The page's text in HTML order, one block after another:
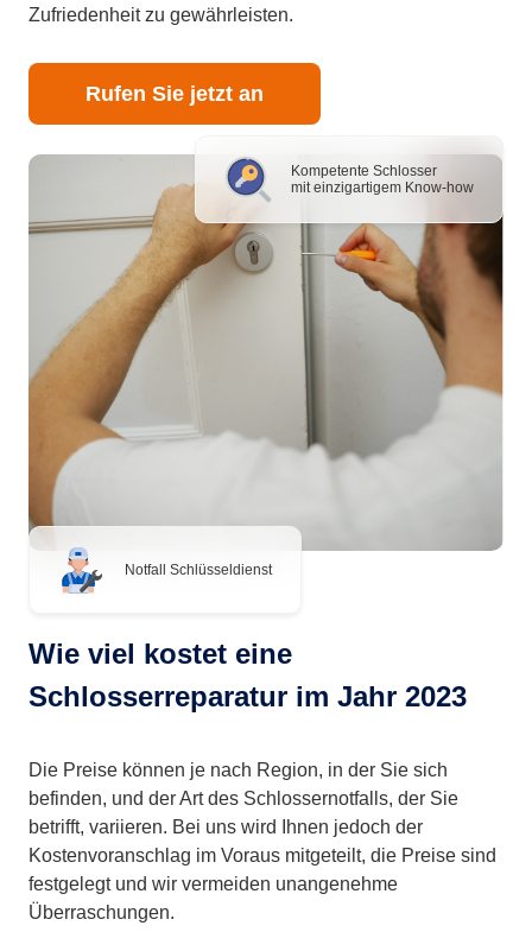
Kompetente Schlosser
mit einzigartigem Know-how
Notfall Schlüsseldienst
Zufriedenheit zu gewährleisten.
Rufen Sie jetzt an
Wie viel kostet eine
Schlosserreparatur im Jahr 2023
Die Preise können je nach Region, in der Sie sich
befinden, und der Art des Schlossernotfalls, der Sie
betrifft, variieren. Bei uns wird Ihnen jedoch der
Kostenvoranschlag im Voraus mitgeteilt, die Preise sind
festgelegt und wir vermeiden unangenehme
Überraschungen.